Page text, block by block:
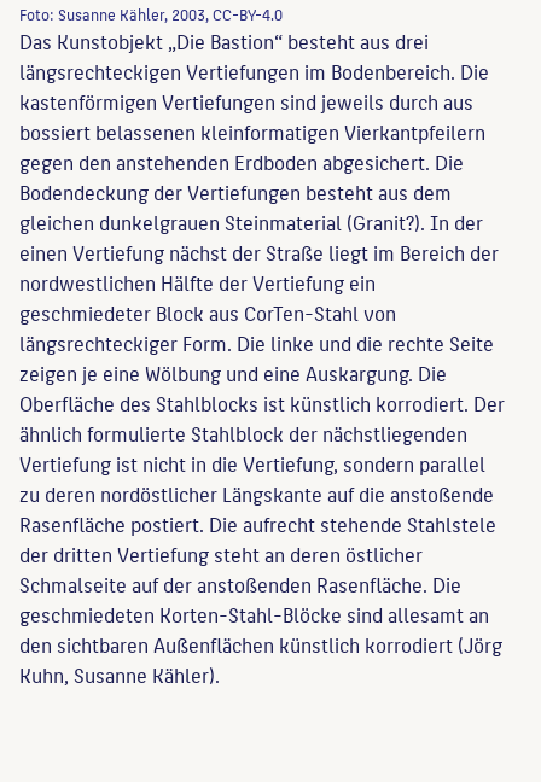
Foto: Susanne Kähler, 2003, CC-BY-4.0
Das Kunstobjekt „Die Bastion“ besteht aus drei
längsrechteckigen Vertiefungen im Bodenbereich. Die
kastenförmigen Vertiefungen sind jeweils durch aus
bossiert belassenen kleinformatigen Vierkantpfeilern
gegen den anstehenden Erdboden abgesichert. Die
Bodendeckung der Vertiefungen besteht aus dem
gleichen dunkelgrauen Steinmaterial (Granit?). In der
einen Vertiefung nächst der Straße liegt im Bereich der
nordwestlichen Hälfte der Vertiefung ein
geschmiedeter Block aus CorTen-Stahl von
längsrechteckiger Form. Die linke und die rechte Seite
zeigen je eine Wölbung und eine Auskargung. Die
Oberfläche des Stahlblocks ist künstlich korrodiert. Der
ähnlich formulierte Stahlblock der nächstliegenden
Vertiefung ist nicht in die Vertiefung, sondern parallel
zu deren nordöstlicher Längskante auf die anstoßende
Rasenfläche postiert. Die aufrecht stehende Stahlstele
der dritten Vertiefung steht an deren östlicher
Schmalseite auf der anstoßenden Rasenfläche. Die
geschmiedeten Korten-Stahl-Blöcke sind allesamt an
den sichtbaren Außenflächen künstlich korrodiert (Jörg
Kuhn, Susanne Kähler).